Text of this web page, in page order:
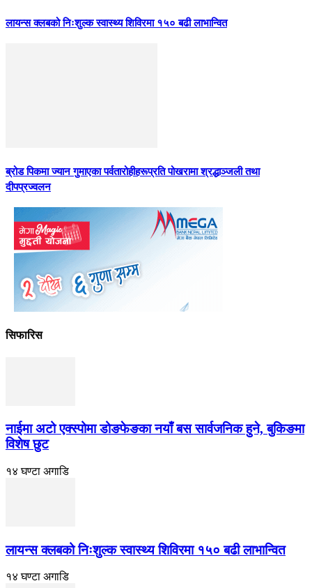
लायन्स क्लबको निःशुल्क स्वास्थ्य शिविरमा १५० बढी लाभान्वित
ब्रोड पिकमा ज्यान गुमाएका पर्वतारोहीहरूप्रति पोखरामा श्रद्धाञ्जली तथा
दीपप्रज्वलन
सिफारिस
नाईमा अटो एक्स्पोमा डोङफेङका नयाँ बस सार्वजनिक हुने, बुकिङमा
विशेष छुट
१४ घण्टा अगाडि
लायन्स क्लबको निःशुल्क स्वास्थ्य शिविरमा १५० बढी लाभान्वित
१४ घण्टा अगाडि